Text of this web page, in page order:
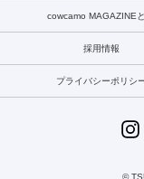
cowcamo MAGAZINE
採用情報
プライバシーポリシ
©